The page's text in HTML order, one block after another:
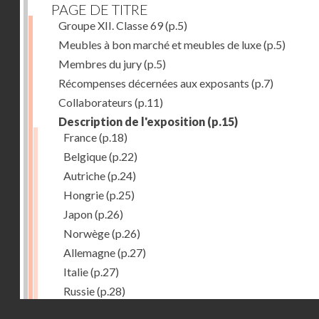
PAGE DE TITRE
Groupe XII. Classe 69(p.5)
Meubles à bon marché et meubles de luxe(p.5)
Membres du jury(p.5)
Récompenses décernées aux exposants (p.7)
Collaborateurs (p.11)
Description de l'exposition (p.15)
France(p.18)
Belgique(p.22)
Autriche(p.24)
Hongrie(p.25)
Japon(p.26)
Norwège(p.26)
Allemagne(p.27)
Italie(p.27)
Russie(p.28)